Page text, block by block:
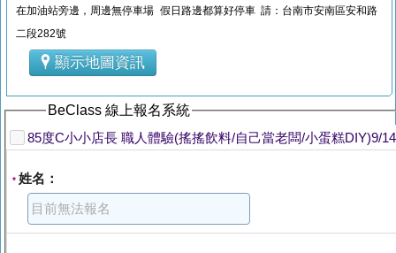
在加油站旁邊，周邊無停車場 假日路邊都算好停車 請：台南市安南區安和路
二段282號
顯示地圖資訊
BeClass 線上報名系統
85度C小小店長 職人體驗(搖搖飲料/自己當老闆/小蛋糕DIY)9/
* 姓名：